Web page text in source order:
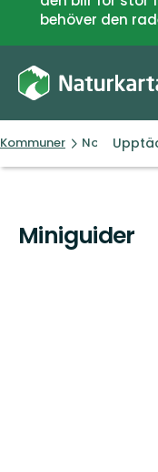
behöver den
Kommuner Nord-Fron
Miniguider